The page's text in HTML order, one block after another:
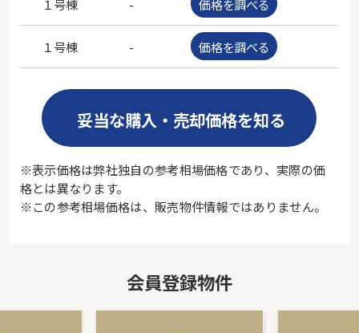
１号棟 - 価格を調べる
１号棟 - 価格を調べる
妥当な購入・売却価格を知る
※表示価格は弊社独自の参考相場価格であり、実際の価
格とは異なります。
※この参考相場価格は、販売物件情報ではありません。
会員登録物件